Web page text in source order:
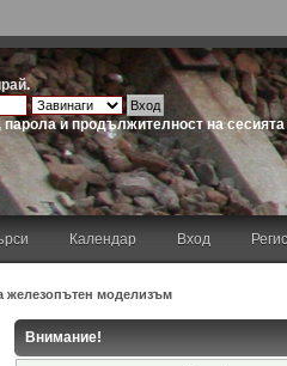
.
и продължителност на сесията
Календар Вход
железопътен моделизъм
Внимание!